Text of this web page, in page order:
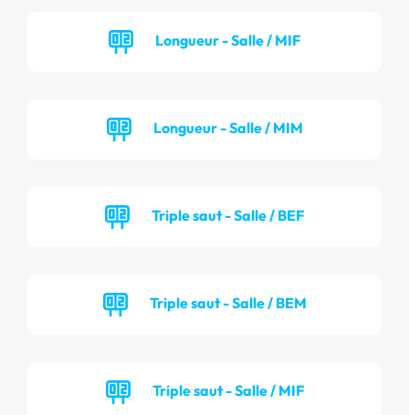
Longueur - Salle / MIF
Longueur - Salle / MIM
Triple saut - Salle / BEF
Triple saut - Salle / BEM
Triple saut - Salle / MIF